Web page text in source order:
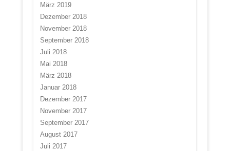
März 2019
Dezember 2018
November 2018
September 2018
Juli 2018
Mai 2018
März 2018
Januar 2018
Dezember 2017
November 2017
September 2017
August 2017
Juli 2017